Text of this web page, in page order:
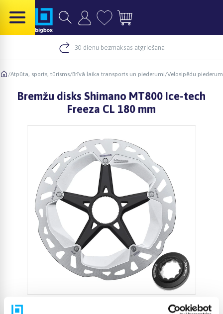
30 dienu bezmaksas atgriešana
/Atpūta, sports, tūrisms/Brīvā laika transports un piederumi/Velosipēdu
Bremžu disks Shimano MT800 Ice-tech
Freeza CL 180 mm